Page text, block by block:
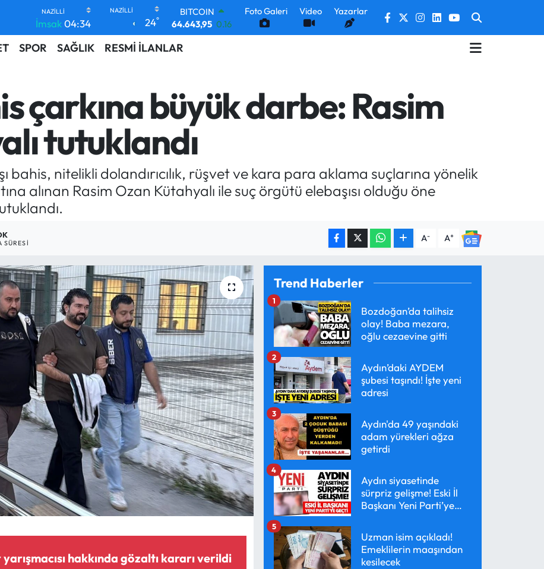
İmsak04:34 24°
BITCOIN
64.643,95 0.16
DOLAR
47,6704
64,2143 0
GRAM ALTIN
6500.87
0.12
BİST100
13.799
Foto Galeri Video Yazarlar
SPOR SAĞLIK RESMİ İLANLAR
çarkına büyük darbe: Rasim
tutuklandı
bahis, nitelikli dolandırıcılık, rüşvet ve kara para aklama suçlarına yönelik
alınan Rasim Ozan Kütahyalı ile suç örgütü elebaşısı olduğu öne
SÜRESI A- A+
hakkında gözaltı kararı verildi
Trend Haberler
Bozdoğan’da talihsiz
olay! Baba mezara,
oğlu cezaevine gitti
1
Aydın’daki AYDEM
şubesi taşındı! İşte yeni
adresi
2
Aydın'da 49 yaşındaki
adam yürekleri ağza
getirdi
3
Aydın siyasetinde
sürpriz gelişme! Eski İl
Başkanı Yeni Parti’ye
4
Uzman isim açıkladı!
Emeklilerin maaşından
kesilecek
5